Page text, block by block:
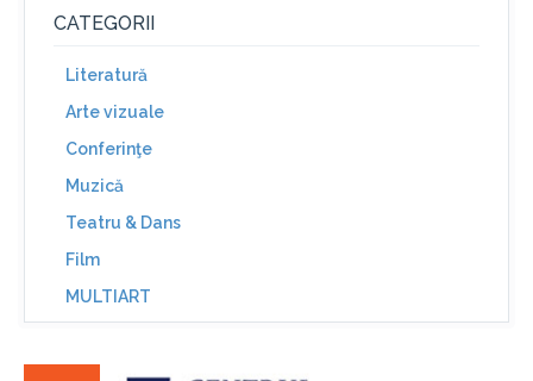
CATEGORII
Literatură
Arte vizuale
Conferinţe
Muzică
Teatru & Dans
Film
MULTIART